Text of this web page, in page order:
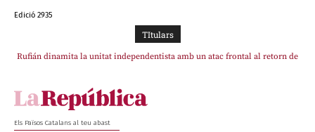
Edició 2935
TItulars
Rufián dinamita la unitat independentista amb un atac frontal al retorn de
Els Països Catalans al teu abast